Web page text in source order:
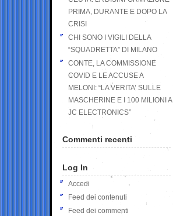
PRIMA, DURANTE E DOPO LA
CRISI
CHI SONO I VIGILI DELLA
“SQUADRETTA” DI MILANO
CONTE, LA COMMISSIONE
COVID E LE ACCUSE A
MELONI: “LA VERITA’ SULLE
MASCHERINE E I 100 MILIONI A
JC ELECTRONICS”
Commenti recenti
Log In
Accedi
Feed dei contenuti
Feed dei commenti